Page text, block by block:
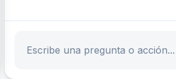
Escribe tu pregunta